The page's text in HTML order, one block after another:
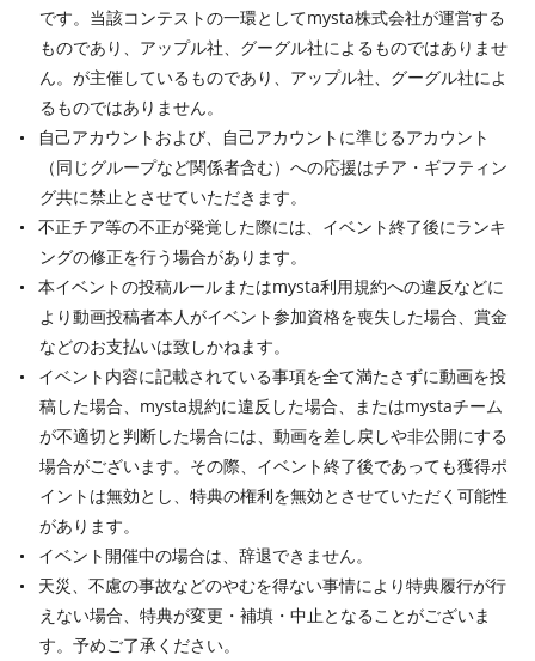
です。当該コンテストの一環としてmysta株式会社が運営する
ものであり、アップル社、グーグル社によるものではありませ
ん。が主催しているものであり、アップル社、グーグル社によ
るものではありません。
自己アカウントおよび、自己アカウントに準じるアカウント
（同じグループなど関係者含む）への応援はチア・ギフティン
グ共に禁止とさせていただきます。
不正チア等の不正が発覚した際には、イベント終了後にランキ
ングの修正を行う場合があります。
本イベントの投稿ルールまたはmysta利用規約への違反などに
より動画投稿者本人がイベント参加資格を喪失した場合、賞金
などのお支払いは致しかねます。
イベント内容に記載されている事項を全て満たさずに動画を投
稿した場合、mysta規約に違反した場合、またはmystaチーム
が不適切と判断した場合には、動画を差し戻しや非公開にする
場合がございます。その際、イベント終了後であっても獲得ポ
イントは無効とし、特典の権利を無効とさせていただく可能性
があります。
イベント開催中の場合は、辞退できません。
天災、不慮の事故などのやむを得ない事情により特典履行が行
えない場合、特典が変更・補填・中止となることがございま
す。予めご了承ください。